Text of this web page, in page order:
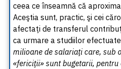
ceea ce înseamnă că
Aceştia sunt, practic, şi cei
afectaţi de transferul
ca urmare a studiilor
milioane de salariaţi care, sub
«fericiţii» sunt bugetarii,